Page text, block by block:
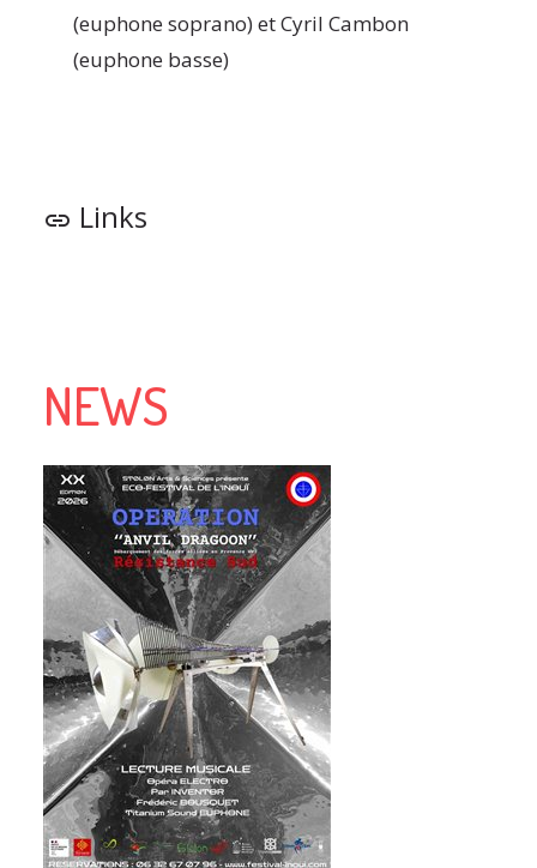
(euphone soprano) et Cyril Cambon
(euphone basse)
link Links
NEWS